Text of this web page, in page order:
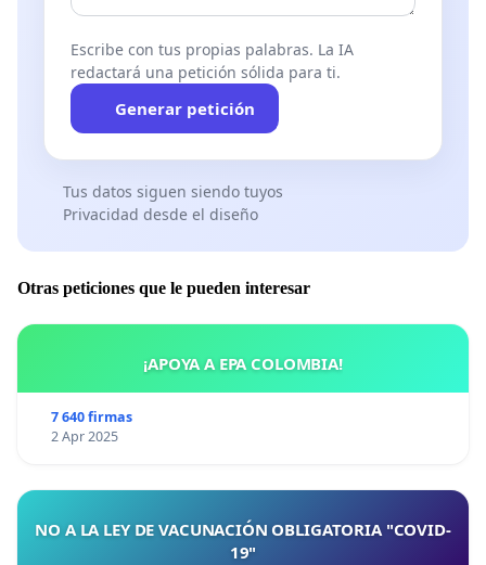
Escribe con tus propias palabras. La IA
redactará una petición sólida para ti.
Generar petición
Tus datos siguen siendo tuyos
Privacidad desde el diseño
Otras peticiones que le pueden interesar
¡APOYA A EPA COLOMBIA!
7 640 firmas
2 Apr 2025
NO A LA LEY DE VACUNACIÓN OBLIGATORIA "COVID-
19"